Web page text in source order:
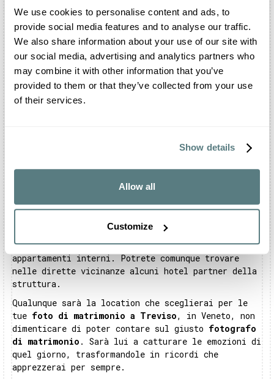
We use cookies to personalise content and ads, to
provide social media features and to analyse our traffic.
We also share information about your use of our site with
our social media, advertising and analytics partners who
may combine it with other information that you’ve
provided to them or that they’ve collected from your use
of their services.
Show details
Allow all
Customize
primo piano della Club House.
Quali eventi è possibile festeggiare a Cortina
Golf Club?
All’interno di Cortina Golf Club è possibile
organizzare le vostre ricorrenze più importanti.
La struttura, infatti, è aperta a matrimoni e
feste private. Potrete, inoltre, organizzare qui i
Certamente. Cortina Golf Club mette a disposizione
i suoi ambienti interni ed esterni per
Possopernottare all’interno di Cortina Golf
No, Cortina Golf Club non dispone di camere o
appartamenti interni. Potrete comunque trovare
nelle dirette vicinanze alcuni hotel partner della
struttura.
Qualunque sarà la location che sceglierai per le
tue foto di matrimonio a Treviso, in Veneto, non
dimenticare di poter contare sul giusto fotografo
di matrimonio . Sarà lui a catturare le emozioni di
quel giorno, trasformandole in ricordi che
apprezzerai per sempre.